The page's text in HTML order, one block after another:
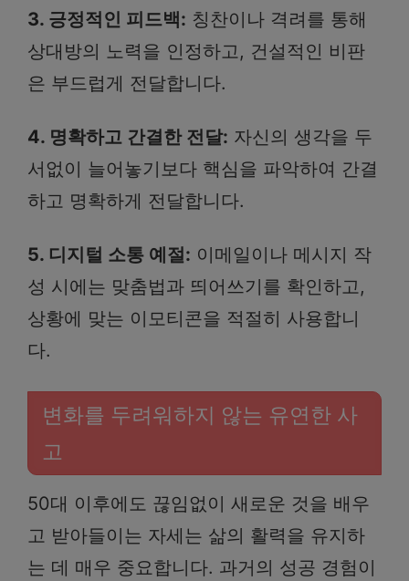
3. 긍정적인 피드백: 칭찬이나 격려를 통해
상대방의 노력을 인정하고, 건설적인 비판
은 부드럽게 전달합니다.
4. 명확하고 간결한 전달: 자신의 생각을 두
서없이 늘어놓기보다 핵심을 파악하여 간결
하고 명확하게 전달합니다.
5. 디지털 소통 예절: 이메일이나 메시지 작
성 시에는 맞춤법과 띄어쓰기를 확인하고,
상황에 맞는 이모티콘을 적절히 사용합니
다.
변화를 두려워하지 않는 유연한 사
고
50대 이후에도 끊임없이 새로운 것을 배우
고 받아들이는 자세는 삶의 활력을 유지하
는 데 매우 중요합니다. 과거의 성공 경험이